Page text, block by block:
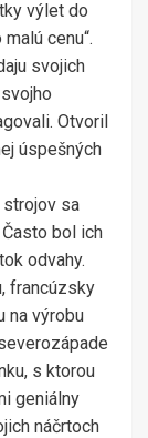
výlet do
cenu“.
svojich
Otvoril
úspešných
strojov sa
bol ich
odvahy.
francúzsky
na výrobu
s ktorou
geniálny
náčrtoch